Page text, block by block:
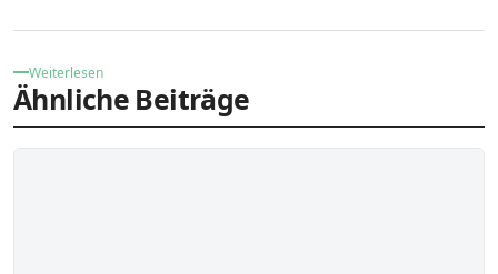
Weiterlesen
Ähnliche Beiträge